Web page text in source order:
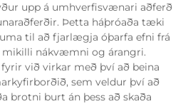
upp á umhverfisvænari aðferð
Þetta háþróaða tæki
til að fjarlægja óþarfa efni frá
nákvæmni og árangri.
við virkar með því að beina
sem veldur því að
brotni burt án þess að skaða